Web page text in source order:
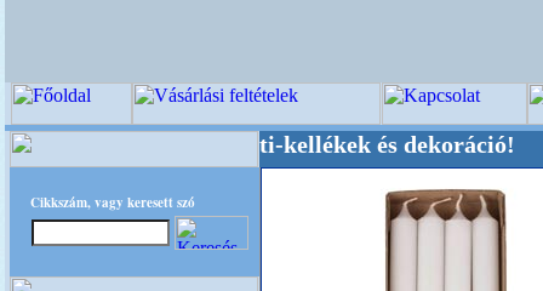
Cikkszám, vagy keresett szó
, Kegyeleti-kellékek és dekoráció!